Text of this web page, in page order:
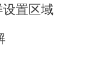
置区域